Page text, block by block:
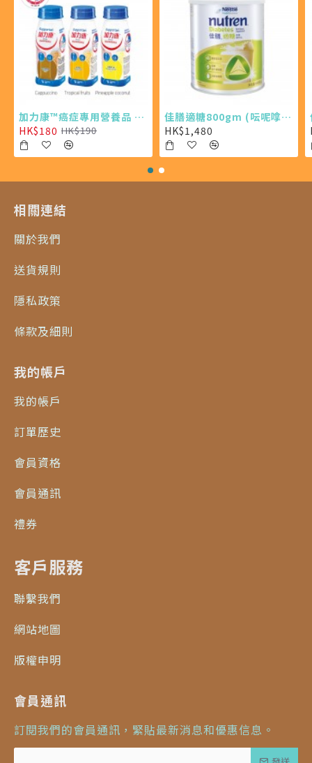
加力康™癌症專用營養品 200ml X4 (最少需購買24樽)
HK$180 HK$190
佳膳適糖800gm (呍呢嗱味 X 6罐)
HK$1,480
相關連結
關於我們
送貨規則
隱私政策
條款及細則
我的帳戶
我的帳戶
訂單歷史
會員資格
會員通訊
禮券
客戶服務
聯繫我們
網站地圖
版權申明
會員通訊
訂閱我們的會員通訊，緊貼最新消息和優惠信息。